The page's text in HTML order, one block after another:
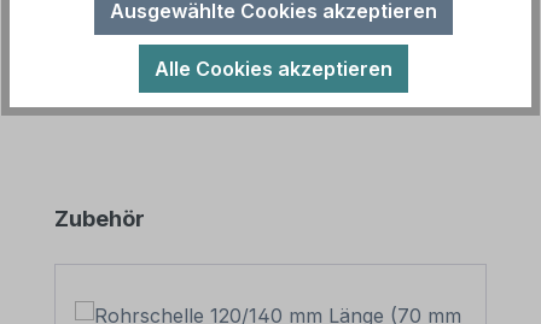
Größen erhältlich – a…
Produktgalerie überspringen
Zubehör
Ausgewählte Cookies akzeptieren
Alle Cookies akzeptieren